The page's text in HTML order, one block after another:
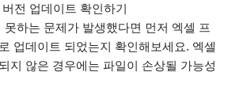
전 업데이트 확인하기
하는 문제가 발생했다면 먼저 엑셀 프
업데이트 되었는지 확인해보세요. 엑셀
지 않은 경우에는 파일이 손상될 가능성